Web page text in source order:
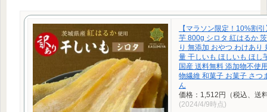
【マラソン限定！10%割
芋 800g シロタ 紅はるか
り 無添加 おやつ わけあり
量 干しいも ほしいも ほし
国産 送料無料 添加物不使
物繊維 和菓子 お菓子 さつ
ん
価格：1,512円（税込、送
(2024/4/9時点)